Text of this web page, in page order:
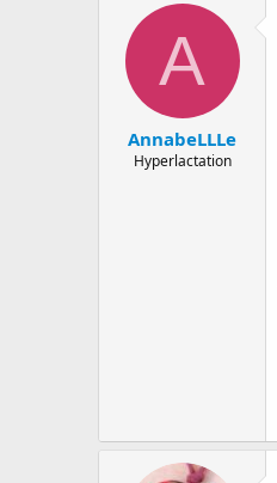
A
AnnabeLLLe
Hyperlactation